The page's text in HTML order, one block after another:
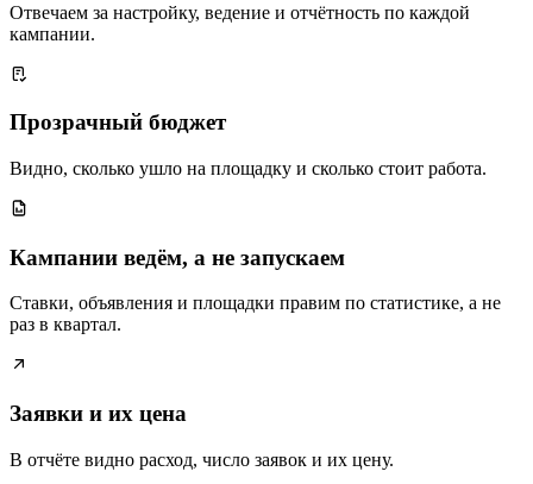
Отвечаем за настройку, ведение и отчётность по каждой
кампании.
Прозрачный бюджет
Видно, сколько ушло на площадку и сколько стоит работа.
Кампании ведём, а не запускаем
Ставки, объявления и площадки правим по статистике, а не
раз в квартал.
Заявки и их цена
В отчёте видно расход, число заявок и их цену.